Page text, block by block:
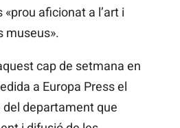
aficionat a l’art i
museus».
cap de setmana en
a Europa Press el
departament que